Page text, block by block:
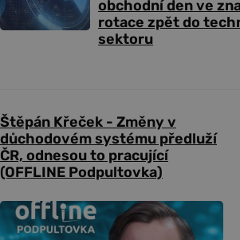
obchodní den ve
rotace zpět do
sektoru
Štěpán Křeček - Změny v
důchodovém systému předluží
ČR, odnesou to pracující
(OFFLINE Podpultovka)